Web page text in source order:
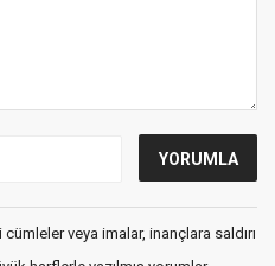
veya imalar, inançlara saldırı